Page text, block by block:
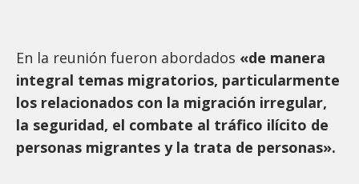
En la reunión fueron abordados «de manera
integral temas migratorios, particularmente
los relacionados con la migración irregular,
la seguridad, el combate al tráfico ilícito de
personas migrantes y la trata de personas».